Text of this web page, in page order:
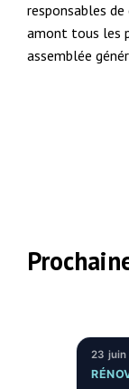
responsables
amont tous les
assemblée
23 juin